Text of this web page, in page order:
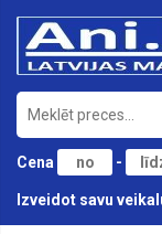
Cena -
Izveidot savu